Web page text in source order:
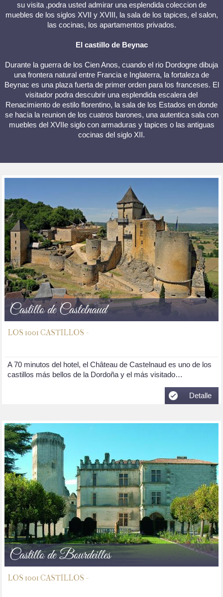
su visita ,podra usted admirar una esplendida coleccion de
muebles de los siglos XVII y XVIII, la sala de los tapices, el salon,
las cocinas, los apartamentos privados.
El castillo de Beynac
Durante la guerra de los Cien Anos, cuando el rio Dordogne dibuja
una frontera natural entre Francia e Inglaterra, la fortaleza de
Beynac es una plaza fuerta de primer orden para los franceses. El
visitador podra descubrir una esplendida escalera del
Renacimiento de estilo florentino, la sala de los Estados en donde
se hacia la reunion de los cuatros barones, una autentica sala con
muebles del XVIIe siglo con armaduras y tapices o las antiguas
cocinas del siglo XII.
Castillo de Castelnaud
LOS 1001 CASTILLOS -
A 70 minutos del hotel, el Château de Castelnaud es uno de los
castillos más bellos de la Dordoña y el más visitado…
Detalle
Castillo de Bourdeilles
LOS 1001 CASTILLOS -